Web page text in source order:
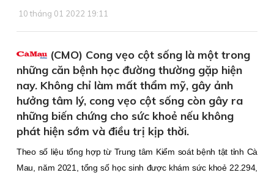
10 tháng 01 2022 19:11
(CMO) Cong vẹo cột sống là một trong
những căn bệnh học đường thường gặp hiện
nay. Không chỉ làm mất thẩm mỹ, gây ảnh
hưởng tâm lý, cong vẹo cột sống còn gây ra
những biến chứng cho sức khoẻ nếu không
phát hiện sớm và điều trị kịp thời.
Theo số liệu tổng hợp từ Trung tâm Kiểm soát bệnh tật tỉnh Cà
Mau, năm 2021, tổng số học sinh được khám sức khoẻ 22.294,